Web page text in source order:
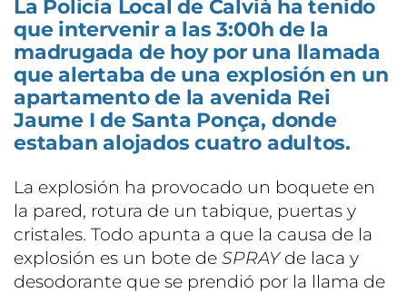
La Policía Local de Calvià ha tenido
que intervenir a las 3:00h de la
madrugada de hoy por una llamada
que alertaba de una explosión en un
apartamento de la avenida Rei
Jaume I de Santa Ponça, donde
estaban alojados cuatro adultos.
La explosión ha provocado un boquete en
la pared, rotura de un tabique, puertas y
cristales. Todo apunta a que la causa de la
explosión es un bote de SPRAYde laca y
desodorante que se prendió por la llama de